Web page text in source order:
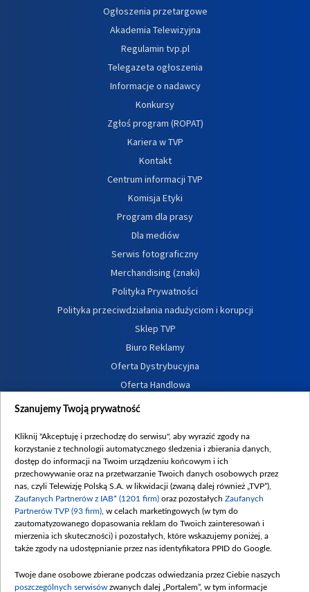
Ogłoszenia przetargowe
Akademia Telewizyjna
Regulamin tvp.pl
Telegazeta ogłoszenia
Informacje o nadawcy
Konkursy
Zgłoś program (ROPAT)
Kariera w TVP
Kontakt
Centrum informacji TVP
Komisja Etyki
Program dla prasy
Dla mediów
Serwis fotograficzny
Merchandising (znaki)
Polityka Prywatności
Polityka przeciwdziałania nadużyciom i korupcji
Sklep TVP
Biuro Reklamy
Oferta Dystrybucyjna
Oferta Handlowa
Dostępność
Procedura zgłoszeń wewnętrznych
Szanujemy Twoją prywatność
Kliknij "Akceptuję i przechodzę do serwisu", aby wyrazić zgody na
korzystanie z technologii automatycznego śledzenia i zbierania danych,
dostęp do informacji na Twoim urządzeniu końcowym i ich
przechowywanie oraz na przetwarzanie Twoich danych osobowych przez
nas, czyli Telewizję Polską S.A. w likwidacji (zwaną dalej również „TVP”),
Zaufanych Partnerów z IAB* (1201 firm) oraz pozostałych Zaufanych
Partnerów TVP (93 firm) , w celach marketingowych (w tym do
zautomatyzowanego dopasowania reklam do Twoich zainteresowań i
mierzenia ich skuteczności) i pozostałych, które wskazujemy poniżej, a
także zgody na udostępnianie przez nas identyfikatora PPID do Google.
Twoje dane osobowe zbierane podczas odwiedzania przez Ciebie naszych
poszczególnych serwisów zwanych dalej „Portalem”, w tym informacje